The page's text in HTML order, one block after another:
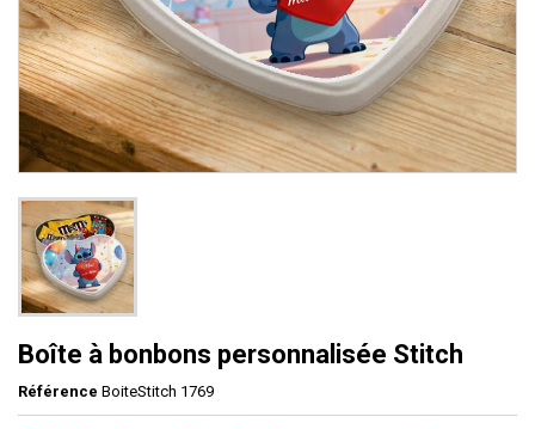
Boîte à bonbons personnalisée Stitch
Référence BoiteStitch 1769